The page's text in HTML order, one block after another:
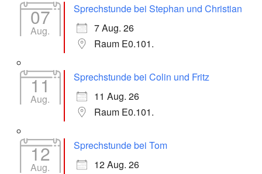
07
Aug.
Sprechstunde bei Stephan und Christian
7 Aug. 26
Raum E0.101.
11
Aug.
Sprechstunde bei Colin und Fritz
11 Aug. 26
Raum E0.101.
12
Aug.
Sprechstunde bei Tom
12 Aug. 26